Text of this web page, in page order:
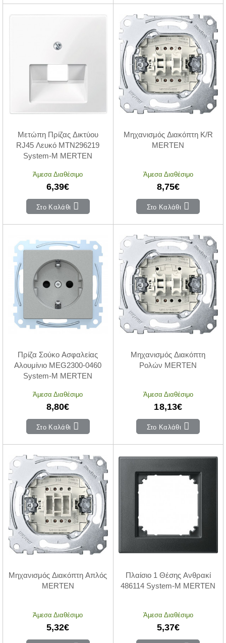
Μετώπη Πρίζας Δικτύου
RJ45 Λευκό MTN296219
System-M MERTEN
Άμεσα Διαθέσιμο
6,39€
Στο Καλάθι
Μηχανισμός Διακόπτη K/R
MERTEN
Άμεσα Διαθέσιμο
8,75€
Στο Καλάθι
Πρίζα Σούκο Ασφαλείας
Αλουμίνιο MEG2300-0460
System-M MERTEN
Άμεσα Διαθέσιμο
8,80€
Στο Καλάθι
Μηχανισμός Διακόπτη
Ρολών MERTEN
Άμεσα Διαθέσιμο
18,13€
Στο Καλάθι
Μηχανισμός Διακόπτη Απλός
MERTEN
Άμεσα Διαθέσιμο
5,32€
Πλαίσιο 1 Θέσης Ανθρακί
486114 System-M MERTEN
Άμεσα Διαθέσιμο
5,37€